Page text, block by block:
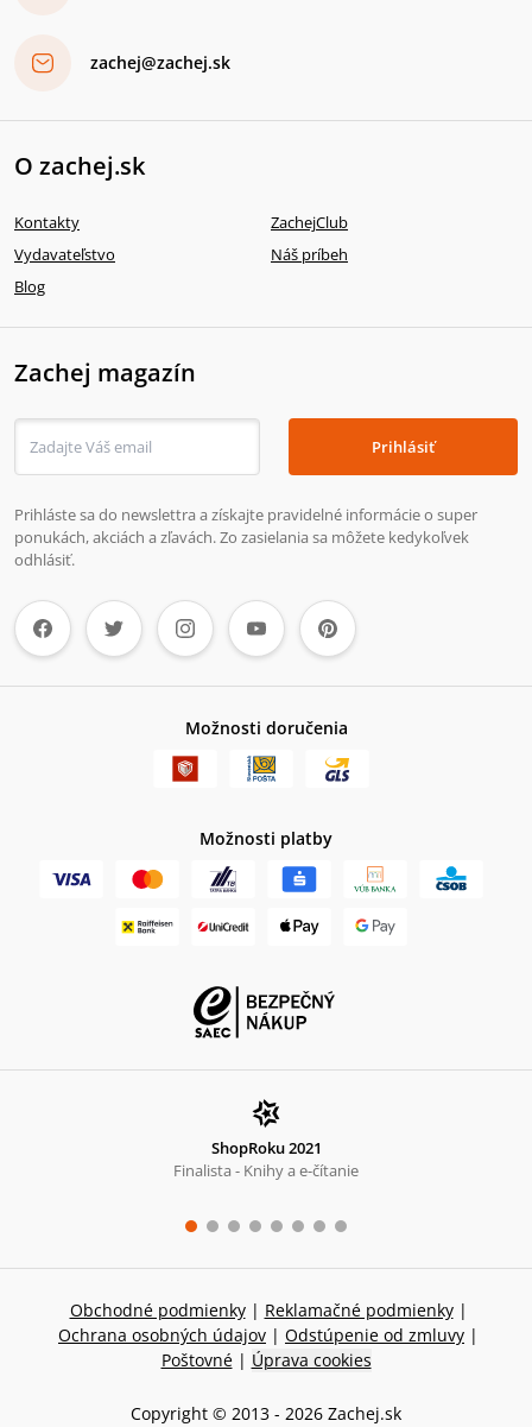
zachej@zachej.sk
O zachej.sk
Kontakty
ZachejClub
Vydavateľstvo
Náš príbeh
Blog
Zachej magazín
Prihlásiť
Prihláste sa do newslettra a získajte pravidelné informácie o super
ponukách, akciách a zľavách. Zo zasielania sa môžete kedykoľvek
odhlásiť.
Možnosti doručenia
Možnosti platby
ShopRoku 2021
Finalista - Knihy a e-čítanie
Obchodné podmienky | Reklamačné podmienky |
Ochrana osobných údajov | Odstúpenie od zmluvy |
Poštovné | Úprava cookies
Copyright © 2013 - 2026 Zachej.sk